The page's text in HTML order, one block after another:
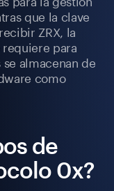
que la clave
ZRX, la
para
almacenan de
como
de
0x?